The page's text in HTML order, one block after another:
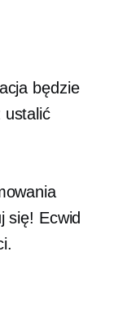
będzie
ustalić
się! Ecwid